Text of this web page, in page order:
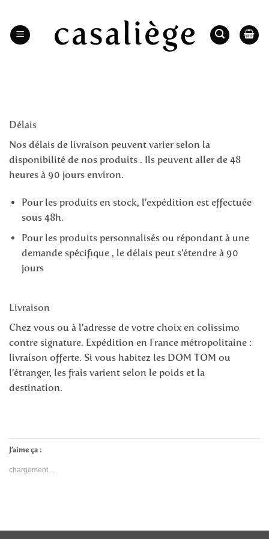
contenu
Délais
Nos délais de livraison peuvent varier selon la
disponibilité de nos produits . Ils peuvent aller de 48
heures à 90 jours environ.
Pour les produits en stock, l’expédition est effectuée
sous 48h.
Pour les produits personnalisés ou répondant à une
demande spécifique , le délais peut s’étendre à 90
jours
Livraison
Chez vous ou à l’adresse de votre choix en colissimo
contre signature. Expédition en France métropolitaine :
livraison offerte. Si vous habitez les DOM TOM ou
l’étranger, les frais varient selon le poids et la
destination.
J’aime ça :
chargement…